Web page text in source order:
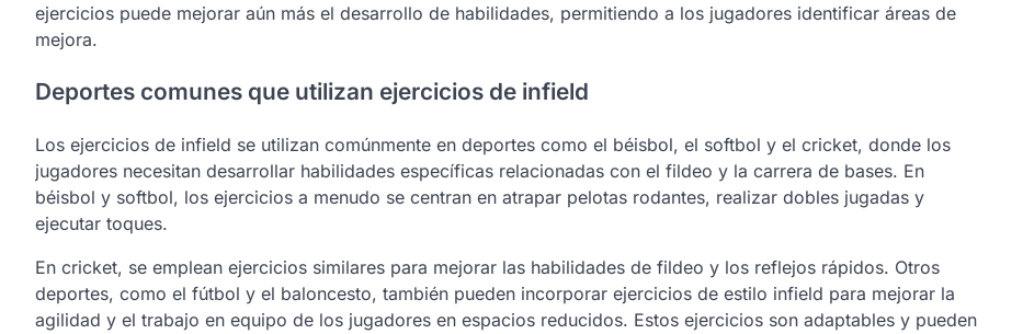
ejercicios puede mejorar aún más el desarrollo de habilidades, permitiendo a los jugadores identificar áreas de
mejora.
Deportes comunes que utilizan ejercicios de infield
Los ejercicios de infield se utilizan comúnmente en deportes como el béisbol, el softbol y el cricket, donde los
jugadores necesitan desarrollar habilidades específicas relacionadas con el fildeo y la carrera de bases. En
béisbol y softbol, los ejercicios a menudo se centran en atrapar pelotas rodantes, realizar dobles jugadas y
ejecutar toques.
En cricket, se emplean ejercicios similares para mejorar las habilidades de fildeo y los reflejos rápidos. Otros
deportes, como el fútbol y el baloncesto, también pueden incorporar ejercicios de estilo infield para mejorar la
agilidad y el trabajo en equipo de los jugadores en espacios reducidos. Estos ejercicios son adaptables y pueden